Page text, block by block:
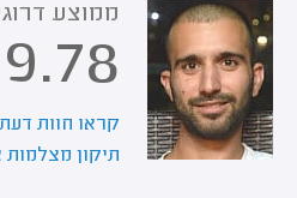
ממוצע
9.78
קראו חוות
תיקון